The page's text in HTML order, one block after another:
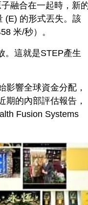
融合在一起時，新
(E) 的形式丟失。該
米/秒）。
。這就是STEP產生
影響全球資金分配，
期的內部評估報告，
Fusion Systems